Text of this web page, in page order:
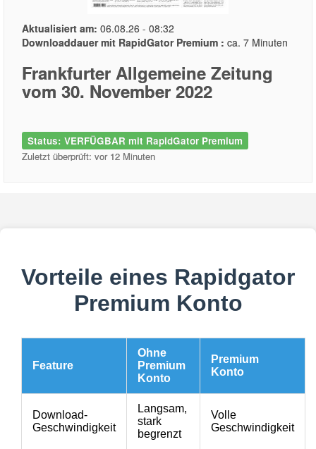
Aktualisiert am: 06.08.26 - 08:32
Downloaddauer mit RapidGator Premium : ca. 7 Minuten
Frankfurter Allgemeine Zeitung
vom 30. November 2022
Status: VERFÜGBAR mit RapidGator Premium
Zuletzt überprüft: vor 12 Minuten